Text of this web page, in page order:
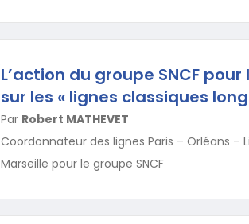
L’action du groupe SNCF
sur les « lignes classiques
Par Robert MATHEVET
Coordonnateur des lignes Paris – Orléans –
Marseille pour le groupe SNCF